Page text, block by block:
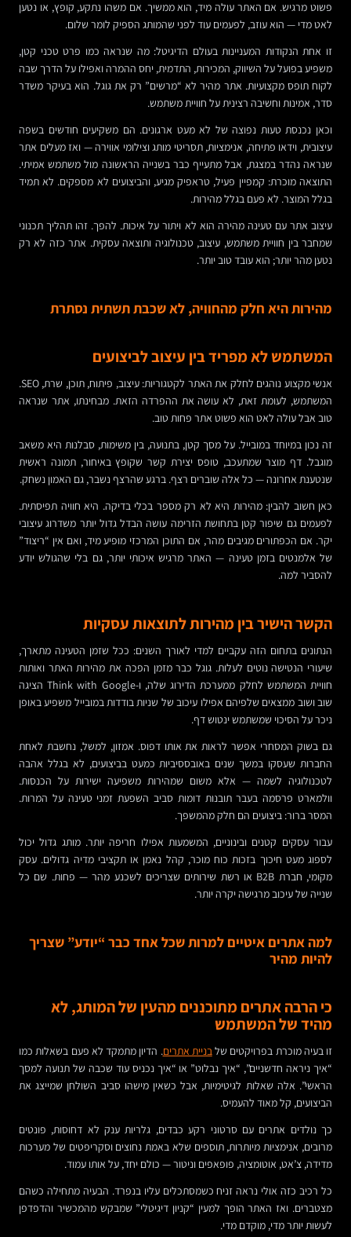
פשוט מרגיש. אם האתר עולה מיד, הוא ממשיך. אם משהו נתקע, קופץ, או נטען
לאט מדי — הוא עוזב, לפעמים עוד לפני שהמותג הספיק לומר שלום.
זו אחת הנקודות המעניינות בעולם הדיגיטל: מה שנראה כמו פרט טכני קטן,
משפיע בפועל על השיווק, המכירות, התדמית, יחס ההמרה ואפילו על הדרך שבה
לקוח תופס מקצועיות. אתר מהיר לא “מרשים” רק את גוגל. הוא בעיקר משדר
סדר, אמינות וחשיבה רצינית על חוויית משתמש.
וכאן נכנסת טעות נפוצה של לא מעט ארגונים. הם משקיעים חודשים בשפה
עיצובית, וידאו פתיחה, אנימציות, תסריטי מותג וצילומי אווירה — ואז מעלים אתר
שנראה נהדר במצגת, אבל מתעייף כבר בשנייה הראשונה מול משתמש אמיתי.
התוצאה מוכרת: קמפיין פעיל, טראפיק מגיע, והביצועים לא מספקים. לא תמיד
בגלל המוצר. לא פעם בגלל מהירות.
עיצוב אתר עם טעינה מהירה הוא לא ויתור על איכות. להפך. זהו תהליך תכנוני
שמחבר בין חוויית משתמש, עיצוב, טכנולוגיה ותוצאה עסקית. אתר כזה לא רק
נטען מהר יותר; הוא עובד טוב יותר.
מהירות היא חלק מהחוויה, לא שכבת תשתית נסתרת
המשתמש לא מפריד בין עיצוב לביצועים
אנשי מקצוע נוהגים לחלק את האתר לקטגוריות: עיצוב, פיתוח, תוכן, שרת, SEO.
המשתמש, לעומת זאת, לא עושה את ההפרדה הזאת. מבחינתו, אתר שנראה
טוב אבל עולה לאט הוא פשוט אתר פחות טוב.
זה נכון במיוחד במובייל. על מסך קטן, בתנועה, בין משימות, סבלנות היא משאב
מוגבל. דף מוצר שמתעכב, טופס יצירת קשר שקופץ באיחור, תמונה ראשית
שנטענת אחרונה — כל אלה שוברים רצף. ברגע שהרצף נשבר, גם האמון נשחק.
כאן חשוב להבין: מהירות היא לא רק מספר בכלי בדיקה. היא חוויה תפיסתית.
לפעמים גם שיפור קטן בתחושת הזרימה עושה הבדל גדול יותר משדרוג עיצובי
יקר. אם הכפתורים מגיבים מהר, אם התוכן המרכזי מופיע מיד, ואם אין “ריצוד”
של אלמנטים בזמן טעינה — האתר מרגיש איכותי יותר, גם בלי שהגולש יודע
להסביר למה.
הקשר הישיר בין מהירות לתוצאות עסקיות
הנתונים בתחום הזה עקביים למדי לאורך השנים: ככל שזמן הטעינה מתארך,
שיעורי הנטישה נוטים לעלות. גוגל כבר מזמן הפכה את מהירות האתר ואותות
חוויית המשתמש לחלק ממערכת הדירוג שלה, ו-Think with Google הציגה
שוב ושוב ממצאים שלפיהם אפילו עיכוב של שניות בודדות במובייל משפיע באופן
ניכר על הסיכוי שמשתמש ינטוש דף.
גם בשוק המסחרי אפשר לראות את אותו דפוס. אמזון, למשל, נחשבת לאחת
החברות שעסקו במשך שנים באובססיביות כמעט בביצועים, לא בגלל אהבה
לטכנולוגיה לשמה — אלא משום שמהירות משפיעה ישירות על הכנסות.
וולמארט פרסמה בעבר תובנות דומות סביב השפעת זמני טעינה על המרות.
המסר ברור: ביצועים הם חלק מהמשפך.
עבור עסקים קטנים ובינוניים, המשמעות אפילו חריפה יותר. מותג גדול יכול
לספוג מעט חיכוך בזכות כוח מוכר, קהל נאמן או תקציבי מדיה גדולים. עסק
מקומי, חברת B2B או רשת שירותים שצריכים לשכנע מהר — פחות. שם כל
שנייה של עיכוב מרגישה יקרה יותר.
למה אתרים איטיים למרות שכל אחד כבר “יודע” שצריך
להיות מהיר
כי הרבה אתרים מתוכננים מהעין של המותג, לא
מהיד של המשתמש
זו בעיה מוכרת בפרויקטים שלבניית אתרים. הדיון מתמקד לא פעם בשאלות כמו
“איך ניראה חדשניים”, “איך נבלוט” או “איך נכניס עוד שכבה של תנועה למסך
הראשי”. אלה שאלות לגיטימיות, אבל כשאין מישהו סביב השולחן שמייצג את
הביצועים, קל מאוד להעמיס.
כך נולדים אתרים עם סרטוני רקע כבדים, גלריות ענק לא דחוסות, פונטים
מרובים, אנימציות מיותרות, תוספים שלא באמת נחוצים וסקריפטים של מערכות
מדידה, צ’אט, אוטומציה, פופאפים וניטור — כולם יחד, על אותו עמוד.
כל רכיב כזה אולי נראה זניח כשמסתכלים עליו בנפרד. הבעיה מתחילה כשהם
מצטברים. ואז האתר הופך למעין “קניון דיגיטלי” שמבקש מהמכשיר והדפדפן
לעשות יותר מדי, מוקדם מדי.